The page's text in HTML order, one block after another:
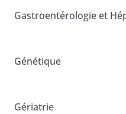
Gastroentérologie et
Génétique
Gériatrie